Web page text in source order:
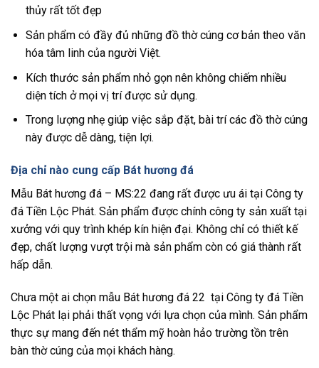
thủy rất tốt đẹp
Sản phẩm có đầy đủ những đồ thờ cúng cơ bản theo văn
hóa tâm linh của người Việt.
Kích thước sản phẩm nhỏ gọn nên không chiếm nhiều
diện tích ở mọi vị trí được sử dụng.
Trong lượng nhẹ giúp việc sắp đặt, bài trí các đồ thờ cúng
này được dễ dàng, tiện lợi.
Địa chỉ nào cung cấp Bát hương đá
Mẫu Bát hương đá – MS:22 đang rất được ưu ái tại Công ty
đá Tiền Lộc Phát. Sản phẩm được chính công ty sản xuất tại
xưởng với quy trình khép kín hiện đại. Không chỉ có thiết kế
đẹp, chất lượng vượt trội mà sản phẩm còn có giá thành rất
hấp dẫn.
Chưa một ai chọn mẫu Bát hương đá 22 tại Công ty đá Tiền
Lộc Phát lại phải thất vọng với lựa chọn của mình. Sản phẩm
thực sự mang đến nét thẩm mỹ hoàn hảo trường tồn trên
bàn thờ cúng của mọi khách hàng.